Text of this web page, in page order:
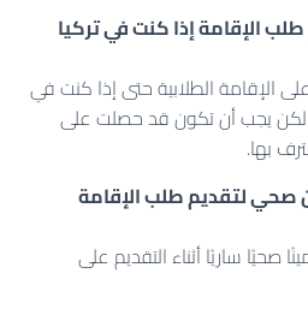
الإقامة إذا كنت في تركيا
الإقامة الطلابية حتى إذا كنت في
لكن يجب أن تكون قد حصلت على
بها.
صحي لتقديم طلب الإقامة
صحيًا ساريًاأثناء التقديم على